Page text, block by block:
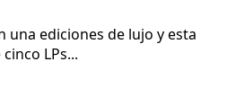
una ediciones de lujo y esta
LPs...